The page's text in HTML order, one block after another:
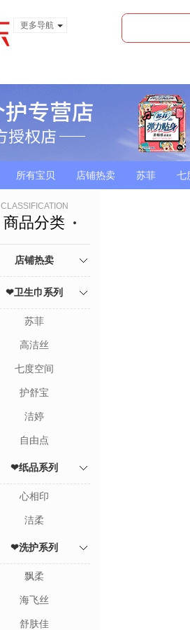
更多导航
所有宝贝 店铺热卖 苏菲 七
CLASSIFICATION
商品分类
店铺热卖
❤卫生巾系列
苏菲
高洁丝
七度空间
护舒宝
洁婷
自由点
❤纸品系列
心相印
洁柔
❤洗护系列
飘柔
海飞丝
舒肤佳